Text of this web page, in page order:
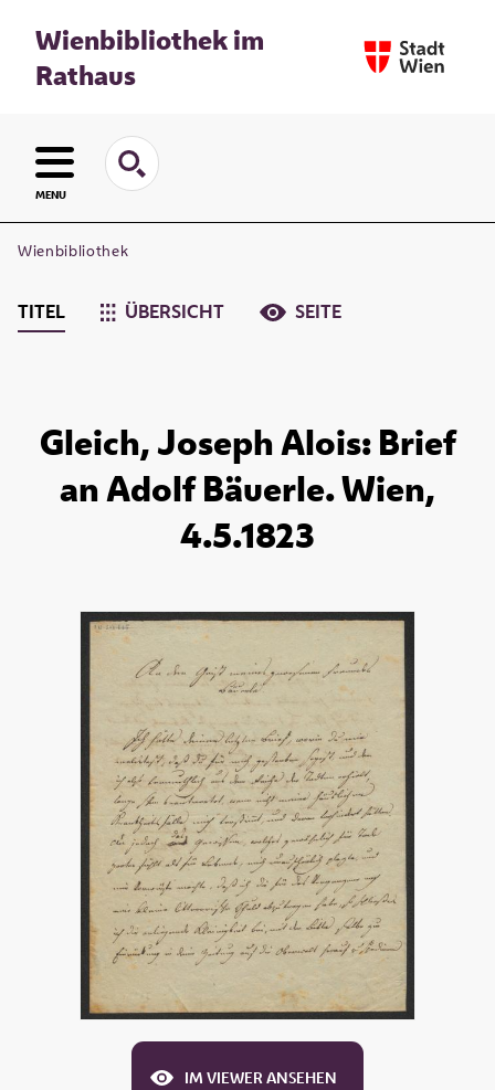
Wienbibliothek im
Rathaus
MENU
Wienbibliothek
TITEL ÜBERSICHT SEITE
Gleich, Joseph Alois: Brief
an Adolf Bäuerle. Wien,
4.5.1823
IM VIEWER ANSEHEN